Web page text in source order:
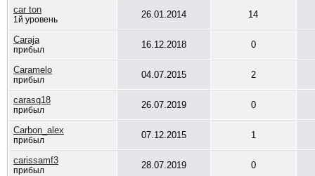
car ton
1й уровень 26.01.2014 14
Caraja
прибыл 16.12.2018 0
Caramelo
прибыл 04.07.2015 2
carasq18
прибыл 26.07.2019 0
Carbon_alex
прибыл 07.12.2015 1
carissamf3
прибыл 28.07.2019 0